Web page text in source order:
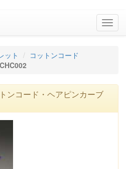
ット
コットンコード
CHC002
ンコード・ヘアピンカーブ